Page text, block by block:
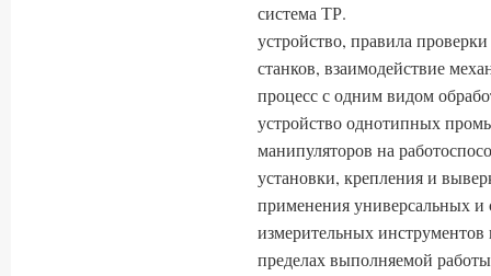
система ТР.
устройство, правила
станков, взаимодействие
процесс с одним видом
устройство однотипных
манипуляторов на
установки, крепления и
применения универсальных
измерительных
пределах выполняемой